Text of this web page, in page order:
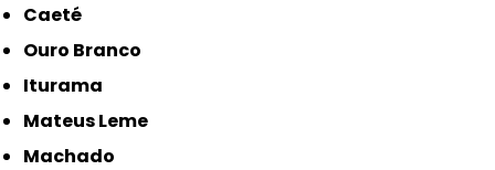
Caeté
Ouro Branco
Iturama
Mateus Leme
Machado